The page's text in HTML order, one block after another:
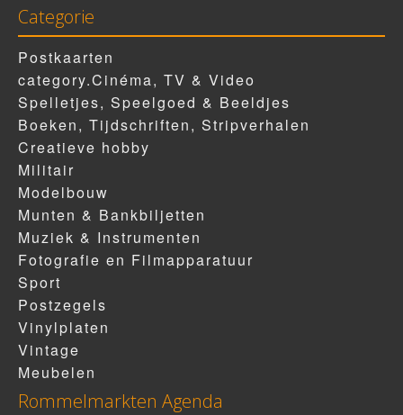
Categorie
Postkaarten
category.Cinéma, TV & Video
Spelletjes, Speelgoed & Beeldjes
Boeken, Tijdschriften, Stripverhalen
Creatieve hobby
Militair
Modelbouw
Munten & Bankbiljetten
Muziek & Instrumenten
Fotografie en Filmapparatuur
Sport
Postzegels
Vinylplaten
Vintage
Meubelen
Rommelmarkten Agenda